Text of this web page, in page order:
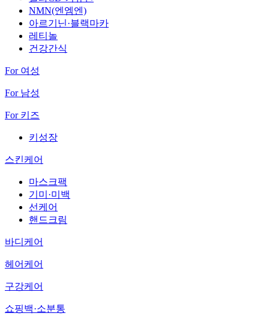
NMN(엔엠엔)
아르기닌·블랙마카
레티놀
건강간식
For 여성
For 남성
For 키즈
키성장
스킨케어
마스크팩
기미·미백
선케어
핸드크림
바디케어
헤어케어
구강케어
쇼핑백·소분통